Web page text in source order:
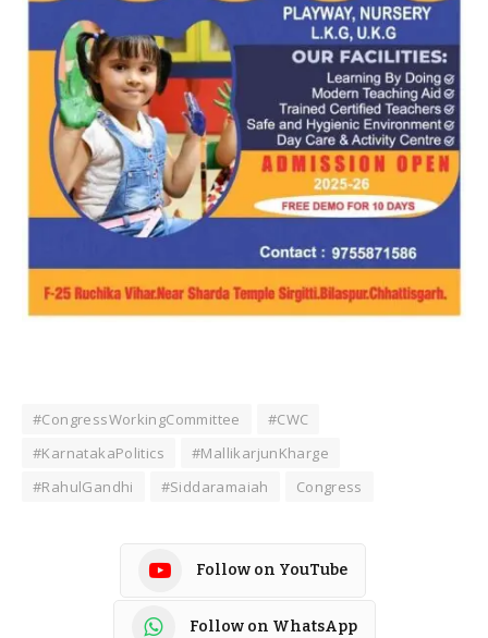
#CongressWorkingCommittee
#CWC
#KarnatakaPolitics
#MallikarjunKharge
#RahulGandhi
#Siddaramaiah Congress
Follow on YouTube
Follow on WhatsApp